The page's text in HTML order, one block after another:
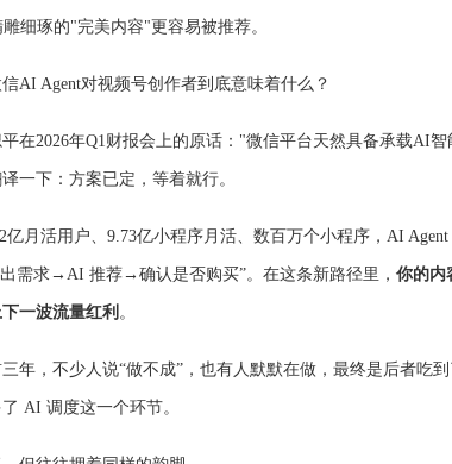
细琢的"完美内容"更容易被推荐。
AI Agent对视频号创作者到底意味着什么？
在2026年Q1财报会上的原话："微信平台天然具备承载AI
一下：方案已定，等着就行。
亿月活用户、9.73亿小程序月活、数百万个小程序，AI
需求→AI 推荐→确认是否购买”。在这条新路径里， 你的内
一波流量红利 。
年，不少人说“做不成”，也有人默默在做，最终是后者吃
AI 调度这一个环节。